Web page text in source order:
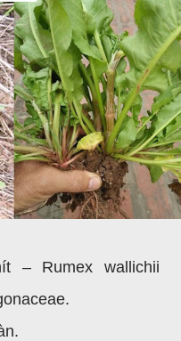
– Rumex wallichii